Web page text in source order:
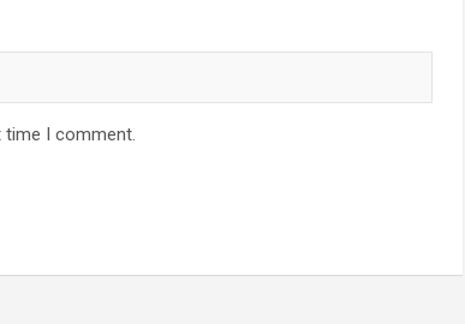
time I comment.